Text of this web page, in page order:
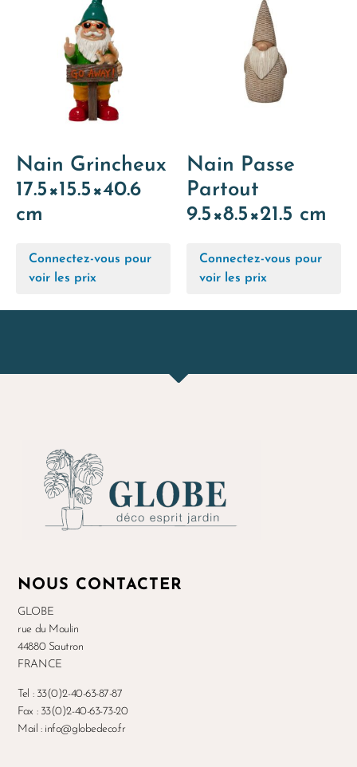
Nain Grincheux
17.5×15.5×40.6
cm
Connectez-vous pour
voir les prix
Nain Passe
Partout
9.5×8.5×21.5 cm
Connectez-vous pour
voir les prix
NOUS CONTACTER
GLOBE
rue du Moulin
44880 Sautron
FRANCE
Tel : 33(0)2-40-63-87-87
Fax : 33(0)2-40-63-73-20
Mail : info@globedeco.fr